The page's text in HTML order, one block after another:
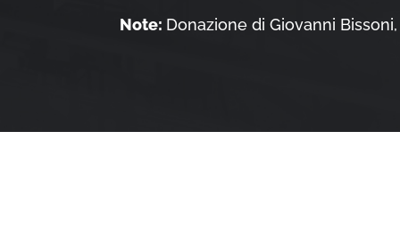
Note: Donazione di Giovanni